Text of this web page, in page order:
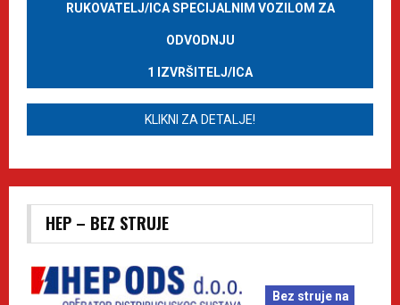
RUKOVATELJ/ICA SPECIJALNIM VOZILOM ZA
ODVODNJU
1 IZVRŠITELJ/ICA
KLIKNI ZA DETALJE!
HEP – BEZ STRUJE
Bez struje na